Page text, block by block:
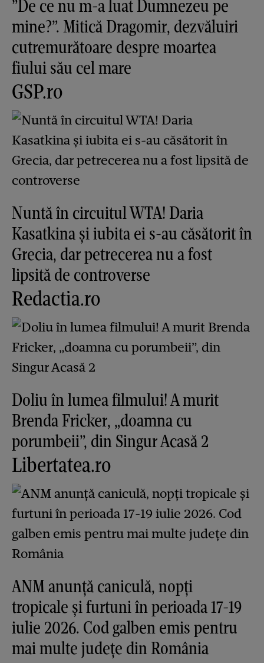
”De ce nu m-a luat Dumnezeu pe
mine?”. Mitică Dragomir, dezvăluiri
cutremurătoare despre moartea
fiului său cel mare
GSP.ro
Nuntă în circuitul WTA! Daria
Kasatkina și iubita ei s-au căsătorit în
Grecia, dar petrecerea nu a fost
lipsită de controverse
Redactia.ro
Doliu în lumea filmului! A murit
Brenda Fricker, „doamna cu
porumbeii”, din Singur Acasă 2
Libertatea.ro
ANM anunță caniculă, nopți
tropicale și furtuni în perioada 17-19
iulie 2026. Cod galben emis pentru
mai multe județe din România